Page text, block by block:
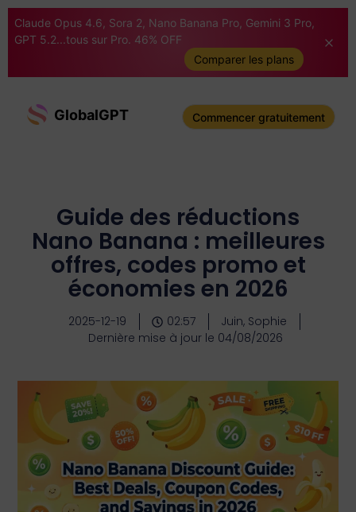
Claude Opus 4.6, Sora 2, Nano Banana Pro, Gemini 3 Pro,
GPT 5.2...tous sur Pro. 46% OFF
Comparer les plans
GlobalGPT Commencer gratuitement
Guide des réductions
Nano Banana : meilleures
offres, codes promo et
économies en 2026
2025-12-19 02:57
Juin, Sophie
Dernière mise à jour le 04/08/2026